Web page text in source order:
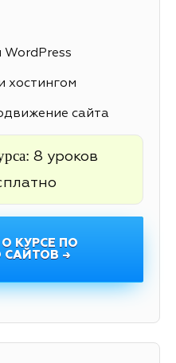
хостингом
сайта
8 уроков
КУРСЕ ПО
→